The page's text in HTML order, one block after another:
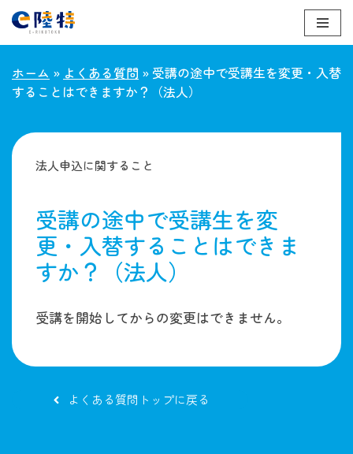
コ
テ
ン
へ
ス
ホーム » よくある質問 » 受講の途中で受講生を変更・入替
することはできますか？（法人）
法人申込に関すること
受講の途中で受講生を変
更・入替することはできま
すか？（法人）
受講を開始してからの変更はできません。
よくある質問トップに戻る